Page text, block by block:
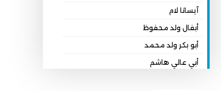
آيساتا لام
أبفال ولد محفوظ
أبو بكر ولد محمد
أبي عالي هاشم